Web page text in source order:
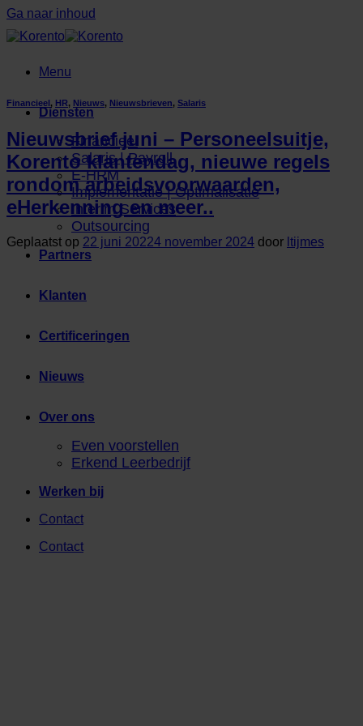
Ga naar inhoud
Menu
Diensten
Financieel
Salaris | Payroll
E-HRM
Implementatie | Optimalisatie
Interim Services
Outsourcing
Partners
Klanten
Certificeringen
Nieuws
Over ons
Even voorstellen
Erkend Leerbedrijf
Werken bij
Contact
Contact
Financieel, HR, Nieuws, Nieuwsbrieven, Salaris
Nieuwsbrief juni – Personeelsuitje,
Korento klantendag, nieuwe regels
rondom arbeidsvoorwaarden,
eHerkenning en meer..
Geplaatst op 22 juni 20224 november 2024 door ltijmes